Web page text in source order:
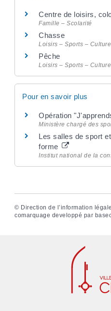
Centre de loisirs,
Famille – Scolarité
Chasse
Loisirs – Sports – Culture
Pêche
Loisirs – Sports – Culture
Pour en savoir plus
Opération
Ministère chargé des
Les salles de sport
forme
Institut national de la
© Direction de l’information
comarquage developpé par